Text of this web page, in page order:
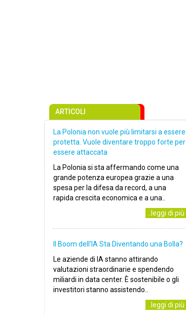
ARTICOLI
La Polonia non vuole più limitarsi a essere
protetta. Vuole diventare troppo forte per
essere attaccata
La Polonia si sta affermando come una
grande potenza europea grazie a una
spesa per la difesa da record, a una
rapida crescita economica e a una..
..leggi di più
Il Boom dell'IA Sta Diventando una Bolla?
Le aziende di IA stanno attirando
valutazioni straordinarie e spendendo
miliardi in data center. È sostenibile o gli
investitori stanno assistendo..
..leggi di più